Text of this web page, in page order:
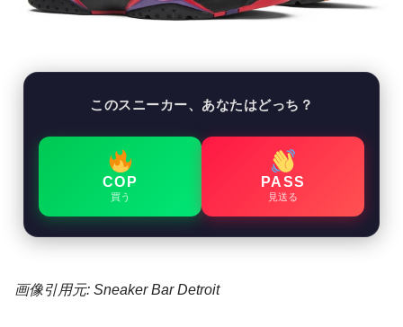
このスニーカー、あなたはどっち？
COP
買う
PASS
見送る
画像引用元: Sneaker Bar Detroit